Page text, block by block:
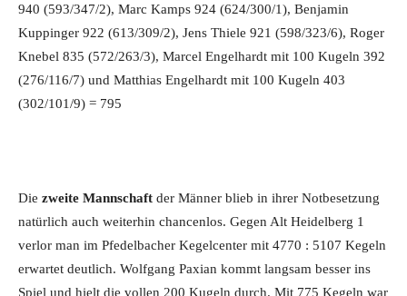
940 (593/347/2), Marc Kamps 924 (624/300/1), Benjamin
Kuppinger 922 (613/309/2), Jens Thiele 921 (598/323/6), Roger
Knebel 835 (572/263/3), Marcel Engelhardt mit 100 Kugeln 392
(276/116/7) und Matthias Engelhardt mit 100 Kugeln 403
(302/101/9) = 795
Die zweite Mannschaft der Männer blieb in ihrer Notbesetzung
natürlich auch weiterhin chancenlos. Gegen Alt Heidelberg 1
verlor man im Pfedelbacher Kegelcenter mit 4770 : 5107 Kegeln
erwartet deutlich. Wolfgang Paxian kommt langsam besser ins
Spiel und hielt die vollen 200 Kugeln durch. Mit 775 Kegeln war